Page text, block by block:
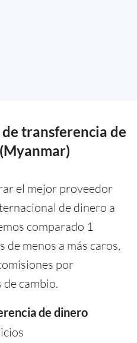
transferencia de
el mejor proveedor
de dinero a
comparado 1
menos a más caros,
por
cambio.
de dinero